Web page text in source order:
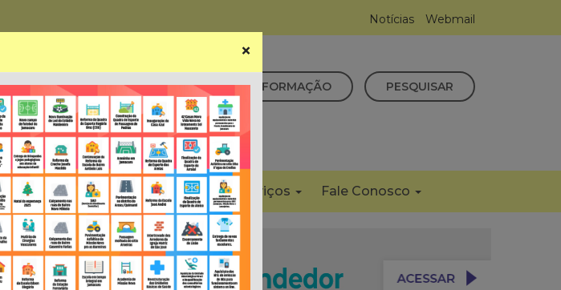
Notícias Webmail
DA TRANSPARÊNCIA ACESSO À INFORMAÇÃO PESQUISAR
LRF e Contas Públicas Serviços Fale Conosco
×